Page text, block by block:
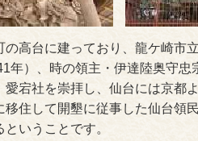
の高台に建っており、龍ケ崎市
年）、時の領主・伊達陸奥守忠
愛宕社を崇拝し、仙台には京都
移住して開墾に従事した仙台領
いうことです。